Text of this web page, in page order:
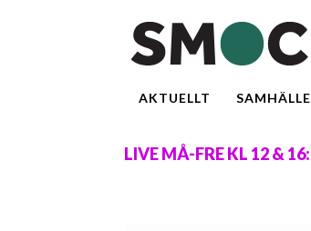
AKTUELLT SAMHÄLLE
LIVE MÅ-FRE KL 12 & 16: